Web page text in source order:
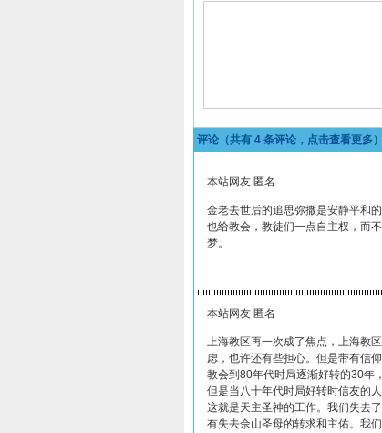
评论（共有 4 条评论，点击查看更多）
本站网友 匿名
金老去世后的追思弥撒是安静平和
也给教会，教徒们一点自主权，而
梦。
本站网友 匿名
上海教区再一次成了焦点，上海教
虑，也许还有些担心。但是带有信
教会到80年代时局逐渐好转的30年
但是当八十年代时局好转时信友的
这就是天主圣神的工作。我们失去
有失去佘山圣母的转求和主佑。我